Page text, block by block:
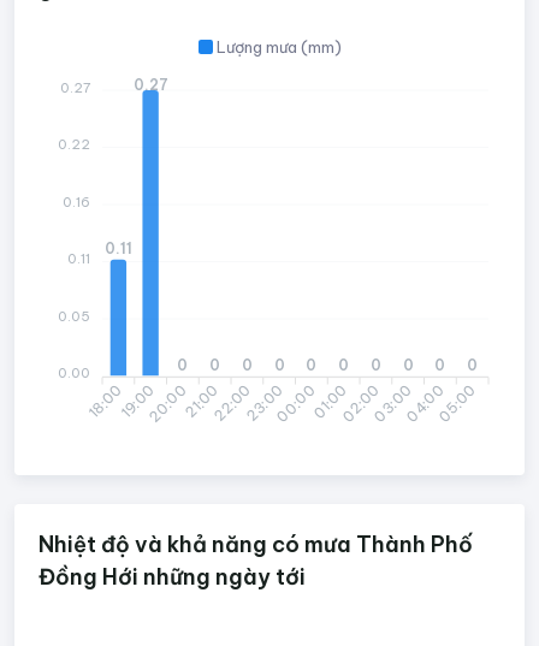
Lượng mưa (mm)
18:0019:0020:0021:0022:0023:0000:0001:0002:0003:0004:0005:00
0.11
0.27
0 0 0 0 0 0 0 0 0 0
0.27
0.22
0.16
0.11
0.05
0.00
Nhiệt độ và khả năng có mưa Thành Phố
Đồng Hới những ngày tới